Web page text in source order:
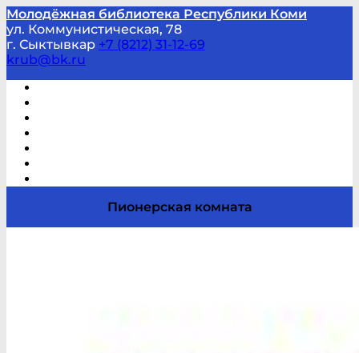
Молодёжная библиотека Республики Коми
ул. Коммунистическая, 78
г. Сыктывкар +7 (8212) 31-12-69
krub@bk.ru
Пионерская комната